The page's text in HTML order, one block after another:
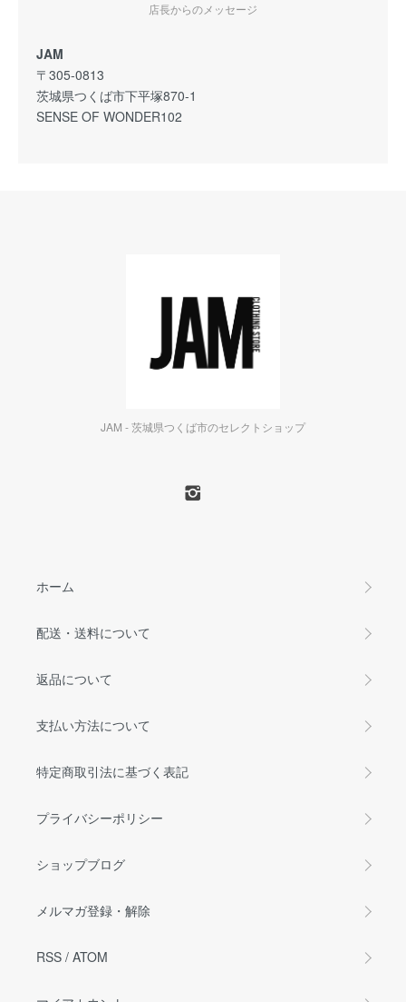
店長からのメッセージ
JAM
〒305-0813
茨城県つくば市下平塚870-1
SENSE OF WONDER102
JAM - 茨城県つくば市のセレクトショップ
ホーム
配送・送料について
返品について
支払い方法について
特定商取引法に基づく表記
プライバシーポリシー
ショップブログ
メルマガ登録・解除
RSS / ATOM